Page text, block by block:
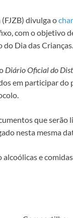
divulga o
com o objetivo
Dia das Crianças.
Diário Oficial do
em participar do
que serão
nesta mesma
e